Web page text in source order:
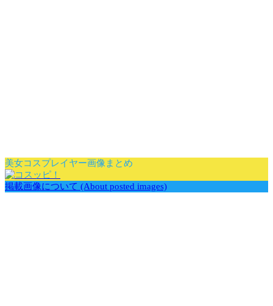
美女コスプレイヤー画像まとめ
掲載画像について (About posted images)